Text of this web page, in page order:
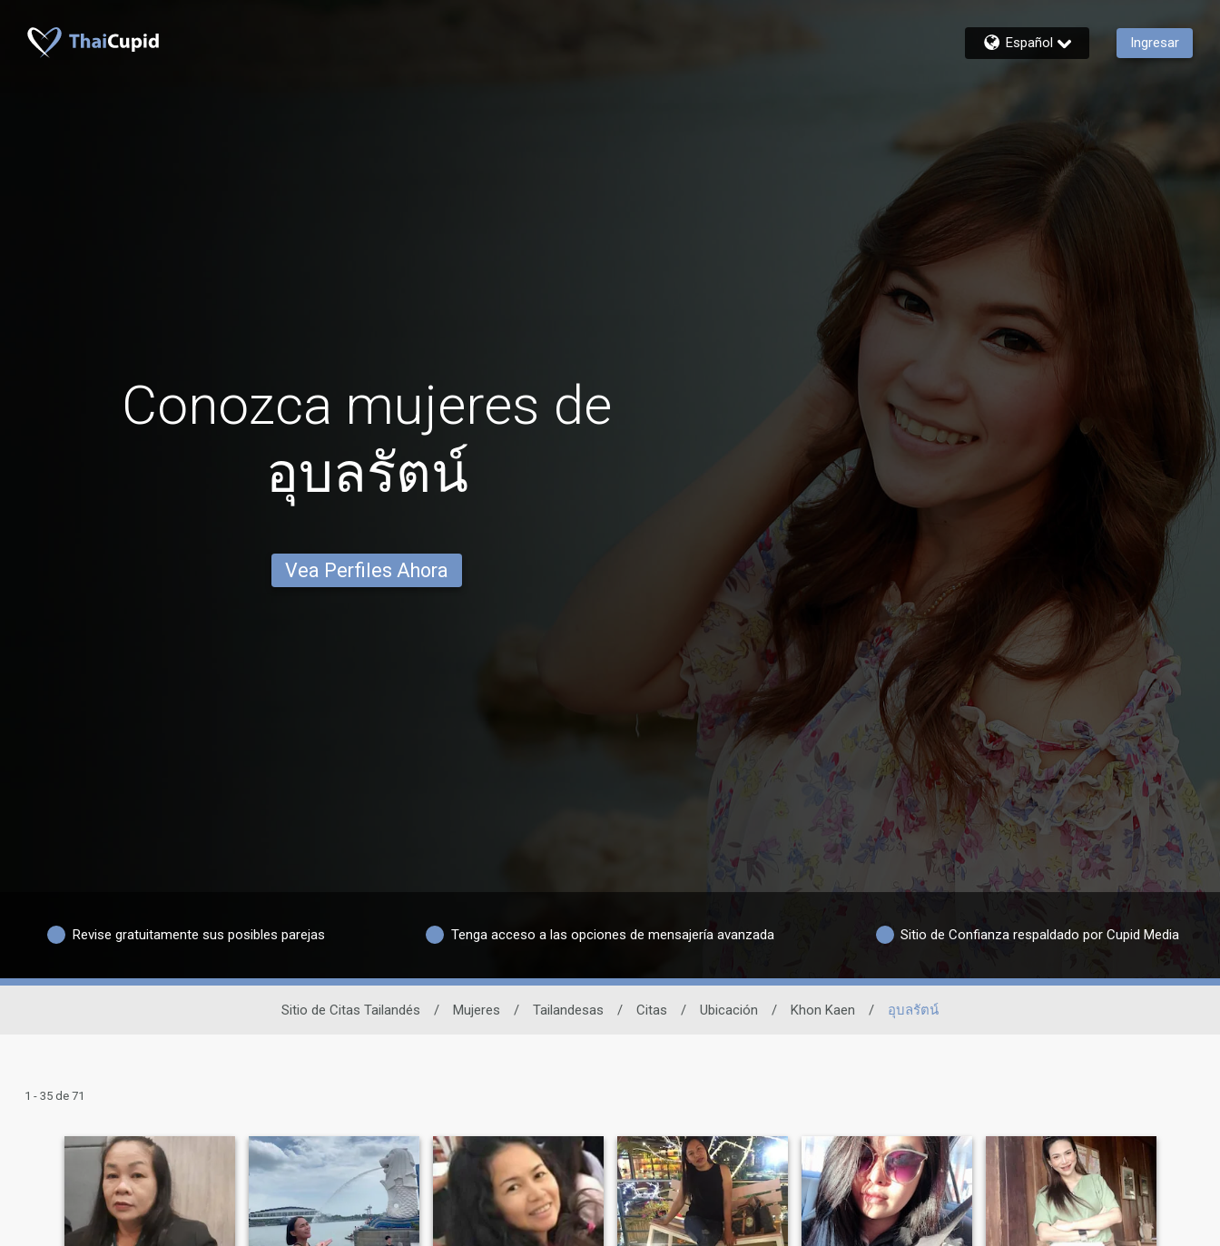
Español Ingresar
Conozca mujeres de
อุบลรัตน์
Vea Perfiles Ahora
Revise gratuitamente sus posibles parejas Tenga acceso a las opciones de mensajería avanzada Sitio de Confianza respaldado por Cupid Media
Sitio de Citas Tailandés / Mujeres / Tailandesas / Citas / Ubicación / Khon Kaen / อุบลรัตน์
1 - 35 de 71